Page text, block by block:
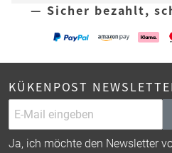
— Sicher bezahlt,
KÜKENPOST
Ja, ich möchte den Newsletter